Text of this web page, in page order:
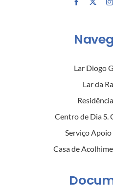
Lar Diogo
Lar da
Centro de Dia S.
Serviço
Casa de